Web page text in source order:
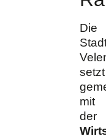
Die
setzt
mit
der